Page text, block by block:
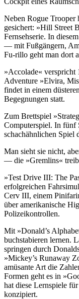
Neben Rogue Trooper
gesichert: »Hill Street
Fernsehserie. In
— mit Fußgängern,
Fu-rillo geht man dort
»Accolade« verspricht
Adventure »Elvira,
findet in einem
Begegnungen statt.
Zum Brettspiel
Computerspiel. In fünf
schachähnlichen Spiel
Man sieht sie nicht,
— die »Gremlins«
»Test Drive III: The
erfolgreichen
Cerv III, einem
über amerikanische
Polizeikontrollen.
Mit »Donald’s
buchstabieren lernen.
springen durch
»Mickey’s Runaway
amüsante Art die
Formen geht es in
hat diese Lernspiele
konzipiert.